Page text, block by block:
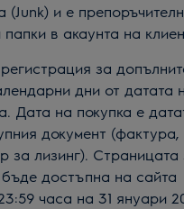
(Junk) и е
в акаунта на
за
дни от датата
Дата на покупка е
документ (фактура,
за лизинг). Страницата
достъпна на сайта
часа на 31 януари